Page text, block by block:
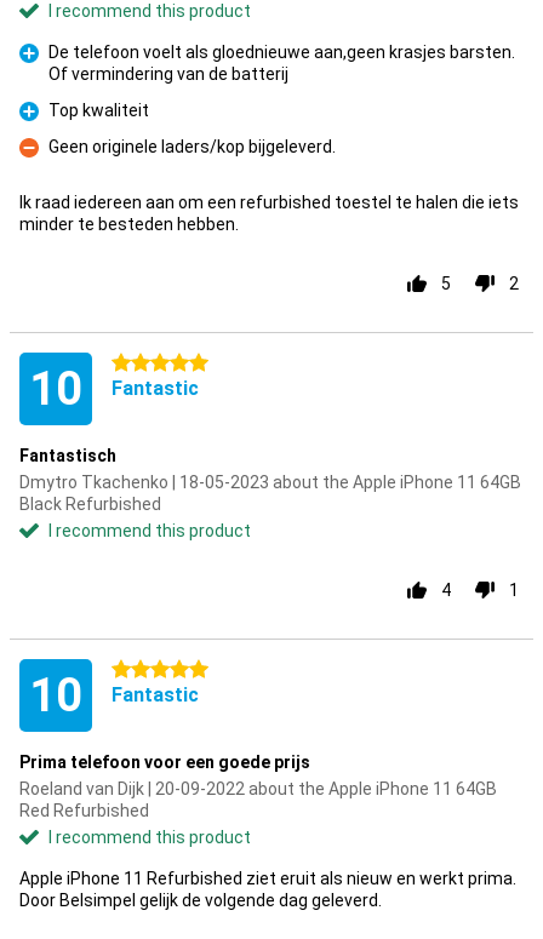
I recommend this product
De telefoon voelt als gloednieuwe aan,geen krasjes barsten.
Of vermindering van de batterij
Pro
Top kwaliteit
Con
Geen originele laders/kop bijgeleverd.
Ik raad iedereen aan om een refurbished toestel te halen die iets
minder te besteden hebben.
5 2
10 5 stars
Fantastic
Fantastisch
Dmytro Tkachenko | 18-05-2023 about the Apple iPhone 11 64GB
Black Refurbished
I recommend this product
4 1
10 5 stars
Fantastic
Prima telefoon voor een goede prijs
Roeland van Dijk | 20-09-2022 about the Apple iPhone 11 64GB
Red Refurbished
I recommend this product
Apple iPhone 11 Refurbished ziet eruit als nieuw en werkt prima.
Door Belsimpel gelijk de volgende dag geleverd.